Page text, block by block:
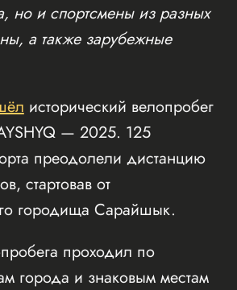
но и спортсмены из разных
а также зарубежные
исторический велопробег
— 2025. 125
преодолели дистанцию
стартовав от
городища Сарайшык.
проходил по
города и знаковым местам